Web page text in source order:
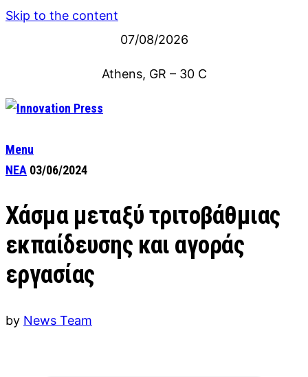
Skip to the content
07/08/2026
Athens, GR – 30 C
Menu
ΝΕΑ 03/06/2024
Χάσμα μεταξύ τριτοβάθμιας
εκπαίδευσης και αγοράς
εργασίας
by News Team